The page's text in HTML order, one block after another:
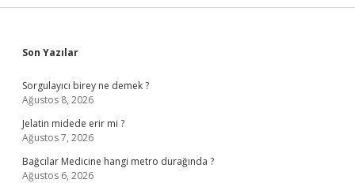
Sidebar
Son Yazılar
Sorgulayıcı birey ne demek ?
Ağustos 8, 2026
Jelatin midede erir mi ?
Ağustos 7, 2026
Bağcılar Medicine hangi metro durağında ?
Ağustos 6, 2026